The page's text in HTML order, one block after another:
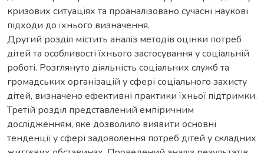
кризових ситуаціях та проаналізовано сучасні наукові
підходи до їхнього визначення.
Другий розділ містить аналіз методів оцінки потреб
дітей та особливості їхнього застосування у соціальній
роботі. Розглянуто діяльність соціальних служб та
громадських організацій у сфері соціального захисту
дітей, визначено ефективні практики їхньої підтримки.
Третій розділ представлений емпіричним
дослідженням, яке дозволило виявити основні
тенденції у сфері задоволення потреб дітей у складних